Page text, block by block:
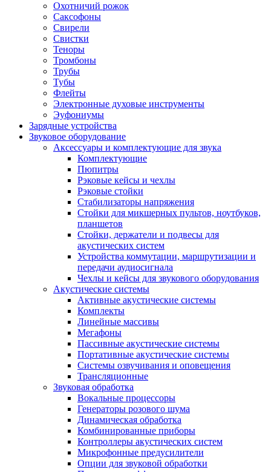
Охотничий рожок
Саксофоны
Свирели
Свистки
Теноры
Тромбоны
Трубы
Тубы
Флейты
Электронные духовые инструменты
Эуфониумы
Зарядные устройства
Звуковое оборудование
Аксессуары и комплектующие для звука
Комплектующие
Пюпитры
Рэковые кейсы и чехлы
Рэковые стойки
Стабилизаторы напряжения
Стойки для микшерных пультов, ноутбуков,
планшетов
Стойки, держатели и подвесы для
акустических систем
Устройства коммутации, маршрутизации и
передачи аудиосигнала
Чехлы и кейсы для звукового оборудования
Акустические системы
Активные акустические системы
Комплекты
Линейные массивы
Мегафоны
Пассивные акустические системы
Портативные акустические системы
Системы озвучивания и оповещения
Трансляционные
Звуковая обработка
Вокальные процессоры
Генераторы розового шума
Динамическая обработка
Комбинированные приборы
Контроллеры акустических систем
Микрофонные предусилители
Опции для звуковой обработки